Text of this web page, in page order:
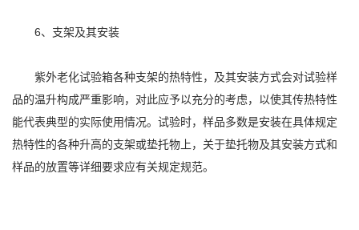
6、支架及其安装
紫外老化试验箱各种支架的热特性，及其安装方式会对试验样
品的温升构成严重影响，对此应予以充分的考虑，以使其传热特性
能代表典型的实际使用情况。试验时，样品多数是安装在具体规定
热特性的各种升高的支架或垫托物上，关于垫托物及其安装方式和
样品的放置等详细要求应有关规定规范。